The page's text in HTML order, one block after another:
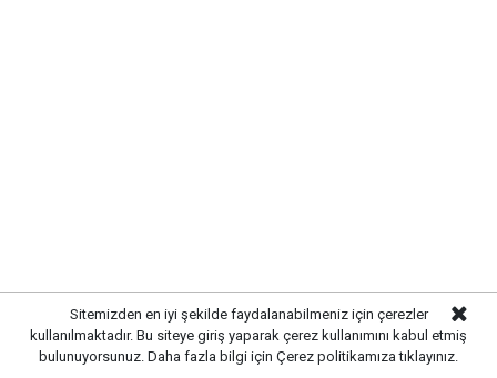
desteğinin bulunduğunu belirten Hayati Çetin, ancak
sürecin şehit aileleri ve gazilerin hassasiyetleri
gözetilerek yürütülmesi gerektiğini ifade etti.Çetin,
Sitemizden en iyi şekilde faydalanabilmeniz için çerezler
kullanılmaktadır. Bu siteye giriş yaparak çerez kullanımını kabul etmiş
bulunuyorsunuz. Daha fazla bilgi için Çerez politikamıza tıklayınız.